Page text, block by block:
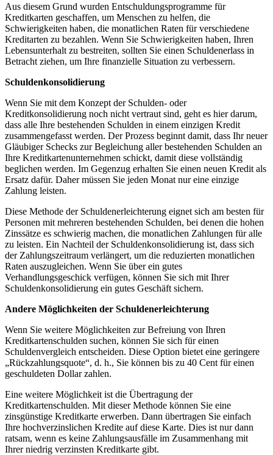
Aus diesem Grund wurden Entschuldungsprogramme für
Kreditkarten geschaffen, um Menschen zu helfen, die
Schwierigkeiten haben, die monatlichen Raten für verschiedene
Kreditarten zu bezahlen. Wenn Sie Schwierigkeiten haben, Ihren
Lebensunterhalt zu bestreiten, sollten Sie einen Schuldenerlass in
Betracht ziehen, um Ihre finanzielle Situation zu verbessern.
Schuldenkonsolidierung
Wenn Sie mit dem Konzept der Schulden- oder
Kreditkonsolidierung noch nicht vertraut sind, geht es hier darum,
dass alle Ihre bestehenden Schulden in einem einzigen Kredit
zusammengefasst werden. Der Prozess beginnt damit, dass Ihr neuer
Gläubiger Schecks zur Begleichung aller bestehenden Schulden an
Ihre Kreditkartenunternehmen schickt, damit diese vollständig
beglichen werden. Im Gegenzug erhalten Sie einen neuen Kredit als
Ersatz dafür. Daher müssen Sie jeden Monat nur eine einzige
Zahlung leisten.
Diese Methode der Schuldenerleichterung eignet sich am besten für
Personen mit mehreren bestehenden Schulden, bei denen die hohen
Zinssätze es schwierig machen, die monatlichen Zahlungen für alle
zu leisten. Ein Nachteil der Schuldenkonsolidierung ist, dass sich
der Zahlungszeitraum verlängert, um die reduzierten monatlichen
Raten auszugleichen. Wenn Sie über ein gutes
Verhandlungsgeschick verfügen, können Sie sich mit Ihrer
Schuldenkonsolidierung ein gutes Geschäft sichern.
Andere Möglichkeiten der Schuldenerleichterung
Wenn Sie weitere Möglichkeiten zur Befreiung von Ihren
Kreditkartenschulden suchen, können Sie sich für einen
Schuldenvergleich entscheiden. Diese Option bietet eine geringere
„Rückzahlungsquote“, d. h., Sie können bis zu 40 Cent für einen
geschuldeten Dollar zahlen.
Eine weitere Möglichkeit ist die Übertragung der
Kreditkartenschulden. Mit dieser Methode können Sie eine
zinsgünstige Kreditkarte erwerben. Dann übertragen Sie einfach
Ihre hochverzinslichen Kredite auf diese Karte. Dies ist nur dann
ratsam, wenn es keine Zahlungsausfälle im Zusammenhang mit
Ihrer niedrig verzinsten Kreditkarte gibt.